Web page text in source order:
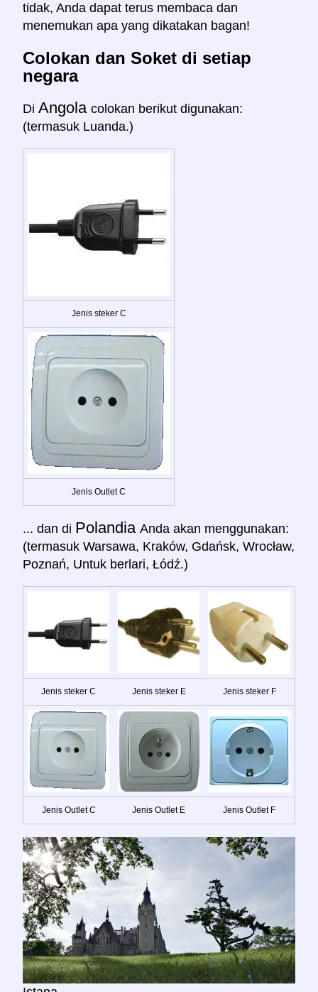
tidak, Anda dapat terus membaca dan
menemukan apa yang dikatakan bagan!
Colokan dan Soket di setiap
negara
Di Angola colokan berikut digunakan:
(termasuk Luanda.)
Jenis steker C
Jenis Outlet C
... dan di Polandia Anda akan menggunakan:
(termasuk Warsawa, Kraków, Gdańsk, Wrocław,
Poznań, Untuk berlari, Łódź.)
Jenis steker C Jenis steker E Jenis steker F
Jenis Outlet C Jenis Outlet E Jenis Outlet F